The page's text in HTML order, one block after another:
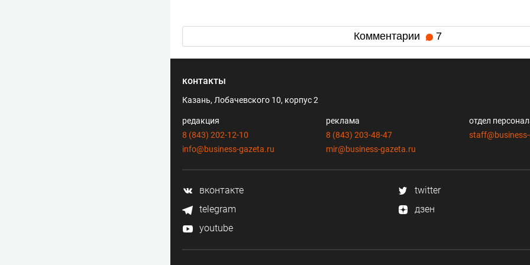
Комментарии 7
контакты
Казань, Лобачевского 10, корпус 2
редакция
8 (843) 202-12-10
info@business-gazeta.ru
реклама
8 (843) 203-48-47
mir@business-gazeta.ru
отдел
вконтакте
twitter
telegram
дзен
youtube